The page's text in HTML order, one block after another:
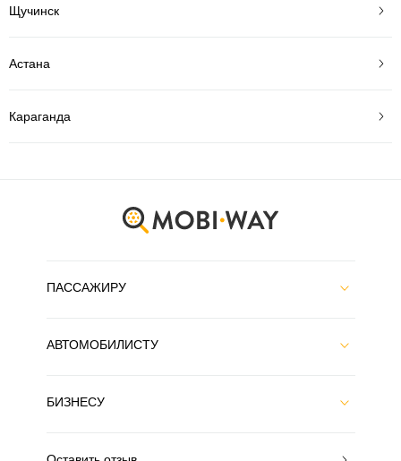
Щучинск
Астана
Караганда
ПАССАЖИРУ
АВТОМОБИЛИСТУ
БИЗНЕСУ